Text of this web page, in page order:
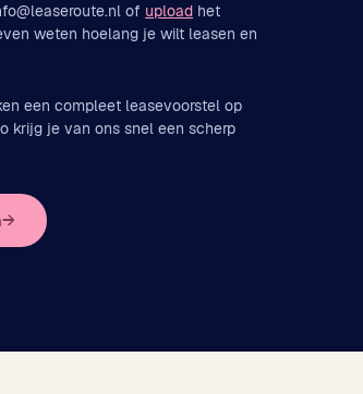
of upload het
weten hoelang je wilt leasen en
een compleet leasevoorstel op
krijg je van ons snel een scherp
→